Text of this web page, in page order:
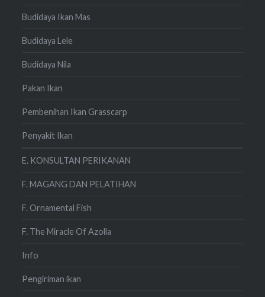
Budidaya Ikan Mas
Budidaya Lele
Budidaya Nila
Pakan Ikan
Pembenihan Ikan Grasscarp
Penyakit Ikan
E. KONSULTAN PERIKANAN
F. MAGANG DAN PELATIHAN
F. Ornamental Fish
F. The Miracle Of Azolla
Info
Pengiriman ikan